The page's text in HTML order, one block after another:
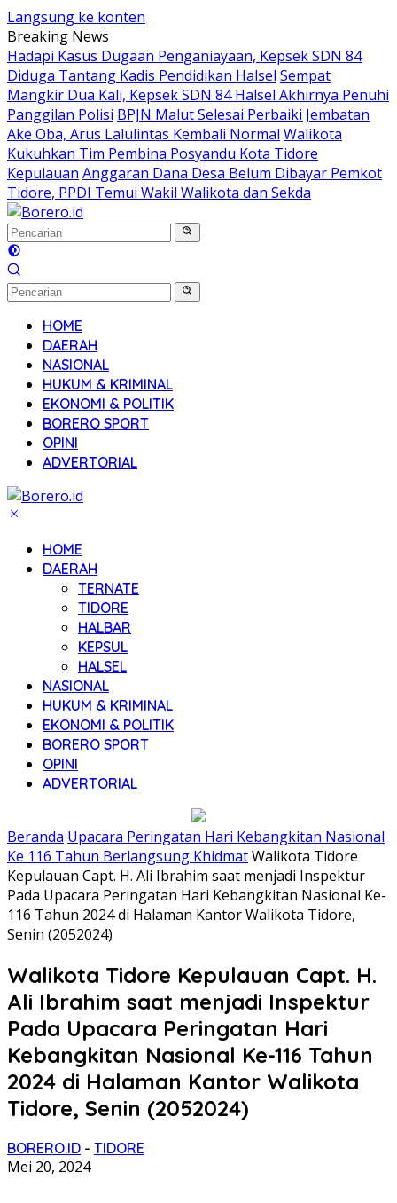
Langsung ke konten
Breaking News
Hadapi Kasus Dugaan Penganiayaan, Kepsek SDN 84
Diduga Tantang Kadis Pendidikan Halsel Sempat
Mangkir Dua Kali, Kepsek SDN 84 Halsel Akhirnya Penuhi
Panggilan Polisi BPJN Malut Selesai Perbaiki Jembatan
Ake Oba, Arus Lalulintas Kembali Normal Walikota
Kukuhkan Tim Pembina Posyandu Kota Tidore
Kepulauan Anggaran Dana Desa Belum Dibayar Pemkot
Tidore, PPDI Temui Wakil Walikota dan Sekda
HOME
DAERAH
NASIONAL
HUKUM & KRIMINAL
EKONOMI & POLITIK
BORERO SPORT
OPINI
ADVERTORIAL
HOME
DAERAH
TERNATE
TIDORE
HALBAR
KEPSUL
HALSEL
NASIONAL
HUKUM & KRIMINAL
EKONOMI & POLITIK
BORERO SPORT
OPINI
ADVERTORIAL
Beranda Upacara Peringatan Hari Kebangkitan Nasional
Ke 116 Tahun Berlangsung KhidmatWalikota Tidore
Kepulauan Capt. H. Ali Ibrahim saat menjadi Inspektur
Pada Upacara Peringatan Hari Kebangkitan Nasional Ke-
116 Tahun 2024 di Halaman Kantor Walikota Tidore,
Senin (2052024)
Walikota Tidore Kepulauan Capt. H.
Ali Ibrahim saat menjadi Inspektur
Pada Upacara Peringatan Hari
Kebangkitan Nasional Ke-116 Tahun
2024 di Halaman Kantor Walikota
Tidore, Senin (2052024)
BORERO.ID - TIDORE
Mei 20, 2024